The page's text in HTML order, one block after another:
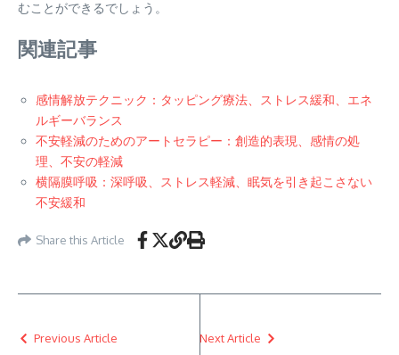
むことができるでしょう。
関連記事
感情解放テクニック：タッピング療法、ストレス緩和、エネ
ルギーバランス
不安軽減のためのアートセラピー：創造的表現、感情の処
理、不安の軽減
横隔膜呼吸：深呼吸、ストレス軽減、眠気を引き起こさない
不安緩和
Share this Article
Previous Article Next Article